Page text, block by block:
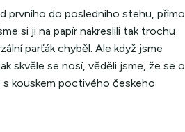
prvního do posledního stehu, přímo
si ji na papír nakreslili tak trochu
parťák chyběl. Ale když jsme
skvěle se nosí, věděli jsme, že se o
kouskem poctivého českeho